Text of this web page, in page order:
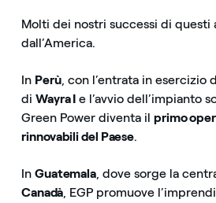
Molti dei nostri successi di questi
dall’America.
In Perù, con l’entrata in esercizio
di Wayra I e l’avvio dell’impianto
Green Power diventa il primo
rinnovabili del Paese.
In Guatemala, dove sorge la
Canadà, EGP promuove